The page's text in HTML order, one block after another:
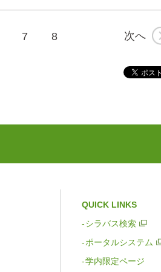
7 8 次へ
QUICK LINKS
シラバス検索
ポータルシステム
学内限定ページ